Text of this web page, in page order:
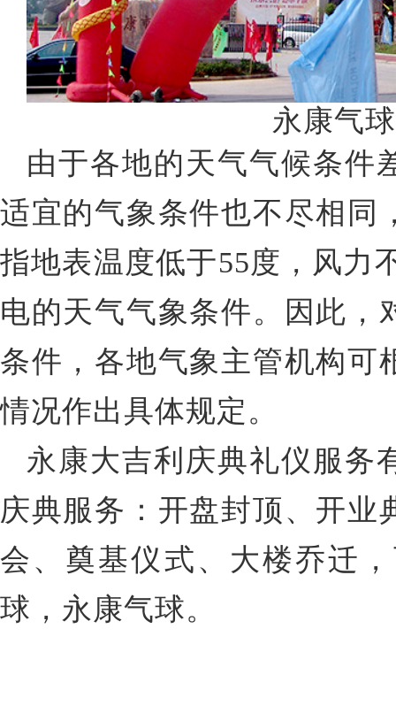
永康气
由于各地的天气气候条件
适宜的气象条件也不尽相同
指地表温度低于55度，风力
电的天气气象条件。因此，
条件，各地气象主管机构可
情况作出具体规定。
永康大吉利庆典礼仪服务
庆典服务：开盘封顶、开业
会、奠基仪式、大楼乔迁
球，永康气球。